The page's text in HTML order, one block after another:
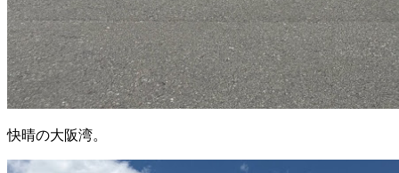
快晴の大阪湾。